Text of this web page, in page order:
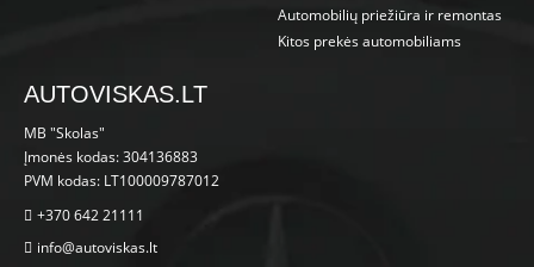
Automobilių priežiūra ir remontas
Kitos prekės automobiliams
AUTOVISKAS.LT
MB "Skolas"
Įmonės kodas: 304136883
PVM kodas: LT100009787012
+370 642 21111
info@autoviskas.lt